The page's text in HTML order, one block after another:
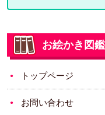
お絵かき図
トップページ
お問い合わせ